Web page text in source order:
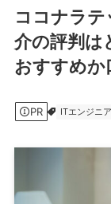
ココナラ
介の評判は
おすすめか
PR ITエンジニア